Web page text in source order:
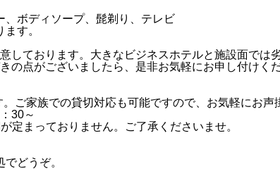
ボディソープ、髭剃り、テレビ
す。
しております。大きなビジネスホテルと施設面では
点がございましたら、是非お気軽にお申し付けくだ
ご家族での貸切対応も可能ですので、お気軽にお声
30～
定まっておりません。ご了承くださいませ。
どうぞ。